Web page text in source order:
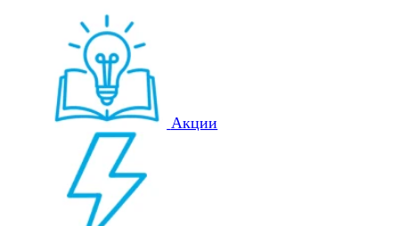
Акции